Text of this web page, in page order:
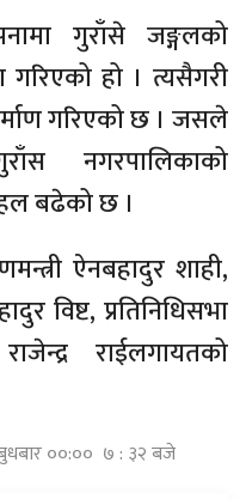
गुराँसे जङ्गलको
गरिएको हो । त्यसैगरी
गरिएको छ । जसले
नगरपालिकाको
बढेको छ ।
ऐनबहादुर शाही,
विष्ट, प्रतिनिधिसभा
राईलगायतको
बुधबार ००:०० ७ : ३२ बजे